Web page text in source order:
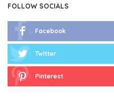
FOLLOW SOCIALS
Facebook
Twitter
Pinterest